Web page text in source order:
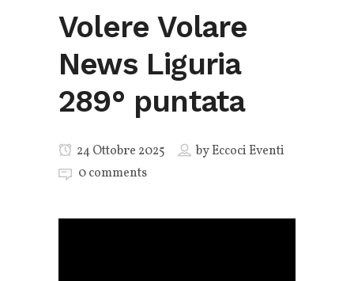
Volere Volare
News Liguria
289° puntata
24 Ottobre 2025 byEccoci Eventi
0 comments